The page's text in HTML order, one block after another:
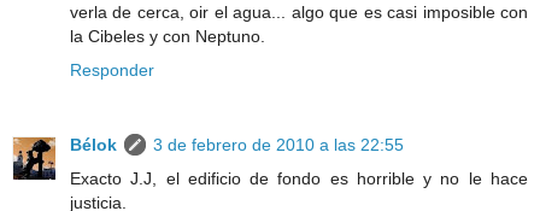
verla de cerca, oir el agua... algo que es casi imposible con
la Cibeles y con Neptuno.
Responder
Bélok
3 de febrero de 2010 a las 22:55
Exacto J.J, el edificio de fondo es horrible y no le hace
justicia.